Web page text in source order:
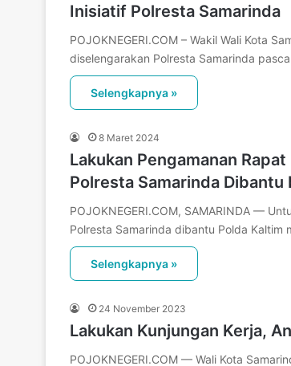
Inisiatif Polresta Samarinda
POJOKNEGERI.COM – Wakil Wali Kota
diselengarakan Polresta Samarinda
Selengkapnya »
8 Maret 2024
Lakukan Pengamanan
Polresta Samarinda Dibantu
POJOKNEGERI.COM, SAMARINDA —
Polresta Samarinda dibantu Polda
Selengkapnya »
24 November 2023
Lakukan Kunjungan Kerja,
POJOKNEGERI.COM — Wali Kota